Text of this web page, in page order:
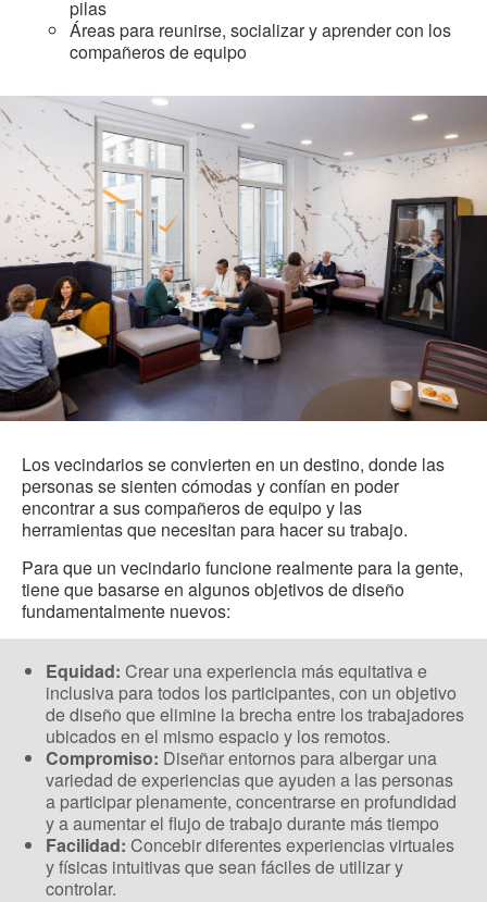
pilas
Áreas para reunirse, socializar y aprender con los
compañeros de equipo
Los vecindarios se convierten en un destino, donde las
personas se sienten cómodas y confían en poder
encontrar a sus compañeros de equipo y las
herramientas que necesitan para hacer su trabajo.
Para que un vecindario funcione realmente para la gente,
tiene que basarse en algunos objetivos de diseño
fundamentalmente nuevos:
Equidad: Crear una experiencia más equitativa e
inclusiva para todos los participantes, con un objetivo
de diseño que elimine la brecha entre los trabajadores
ubicados en el mismo espacio y los remotos.
Compromiso: Diseñar entornos para albergar una
variedad de experiencias que ayuden a las personas
a participar plenamente, concentrarse en profundidad
y a aumentar el flujo de trabajo durante más tiempo
Facilidad: Concebir diferentes experiencias virtuales
y físicas intuitivas que sean fáciles de utilizar y
controlar.